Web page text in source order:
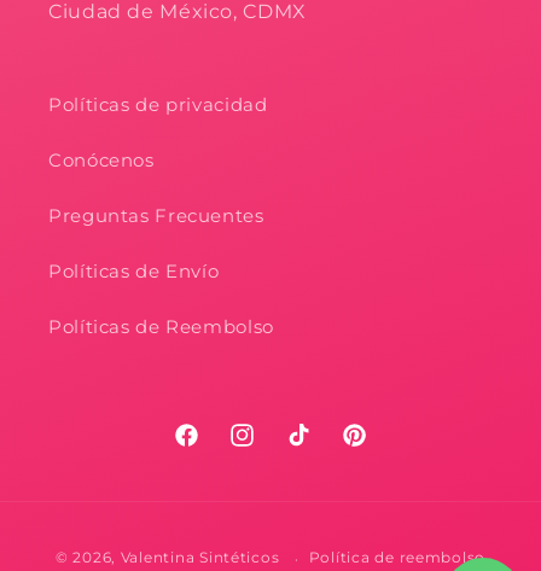
Ciudad de México, CDMX
Políticas de privacidad
Conócenos
Preguntas Frecuentes
Políticas de Envío
Políticas de Reembolso
FacebookInstagramTikTokPinterest
© 2026, Valentina Sintéticos Política de reembolso